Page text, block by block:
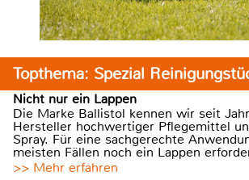
Topthema: Spezial
Nicht nur ein Lappen
Die Marke Ballistol kennen wir seit
Hersteller hochwertiger Pflegemittel
Spray. Für eine sachgerechte
meisten Fällen noch ein Lappen
>> Mehr erfahren